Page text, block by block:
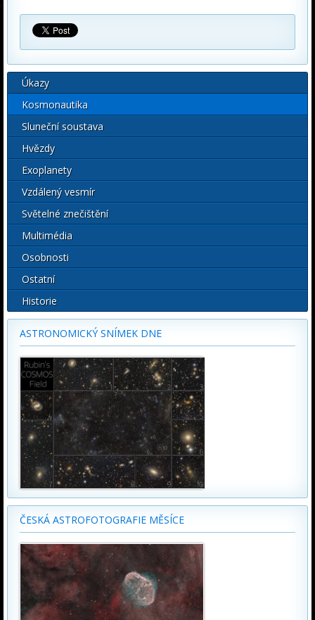
Úkazy
Kosmonautika
Sluneční soustava
Hvězdy
Exoplanety
Vzdálený vesmír
Světelné znečištění
Multimédia
Osobnosti
Ostatní
Historie
ASTRONOMICKÝ SNÍMEK DNE
ČESKÁ ASTROFOTOGRAFIE MĚSÍCE